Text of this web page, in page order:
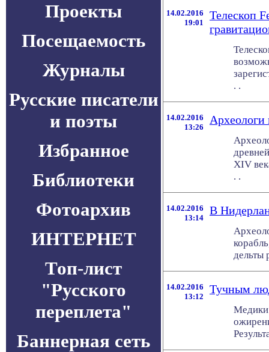
Проекты
Посещаемость
Журналы
Русские писатели
и поэты
Избранное
Библиотеки
Фотоархив
ИНТЕРНЕТ
Топ-лист
"Русского
переплета"
Баннерная сеть
14.02.2016
19:01
Телескоп
. .
14.02.2016
13:26
XIV
. .
14.02.2016
13:14
В
дельты
14.02.2016
13:12
Тучным
Медики